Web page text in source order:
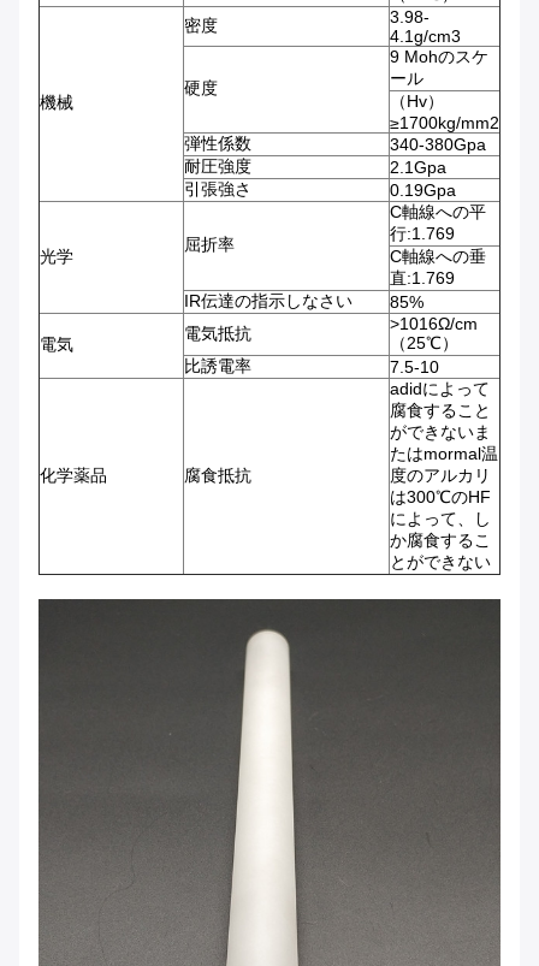
機械
密度
3.98-
4.1g/cm3
硬度
9 Mohのスケ
ール
（Hv）
≥1700kg/mm2
弾性係数
340-380Gpa
耐圧強度
2.1Gpa
引張強さ
0.19Gpa
光学
屈折率
C軸線への平
行:1.769
C軸線への垂
直:1.769
IR伝達の指示しなさい
85%
電気
電気抵抗
>1016Ω/cm
（25℃）
比誘電率
7.5-10
化学薬品 腐食抵抗
adidによって
腐食すること
ができないま
たはmormal温
度のアルカリ
は300℃のHF
によって、し
か腐食するこ
とができない